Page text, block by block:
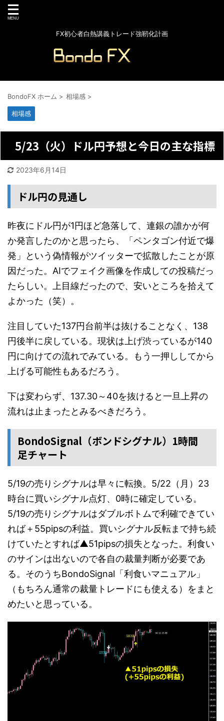
FX初心者白熱講義トレード強靭化計画
BondoFX ホーム > 相場感 >
相場感
5/23（火）ドル円予想と今日の主な指標
2023年6月14日
ドル円の見通し
昨夜にドル円が1円ほど急落して、連銀の誰かが何
か発言したのかと思ったら、「ペンタゴン付近で爆
発」という偽情報がツイッターで拡散したことが原
因だった。AIでフェイク画像を作成しての投稿だっ
たらしい。上目線だったので、安いところを拾えて
よかった（笑）。
注目していた137円台前半は抜けることなく、138
円後半に戻している。現状は上げ渋っているが140
円に向けての流れでみている。もう一押ししてから
上げる可能性もあるだろう。
下は変わらず、137.30～40を抜けると一旦上昇の
流れは止まったとみるべきだろう。
BondoSignal（ボンドシグナル）1時間
足チャート
5/19の売りシグナルは早々に転換。5/22（月）23
時台に買いシグナル点灯、0時に確定している。
5/19の売りシグナルはダブルボトムで利確できてい
れば＋55pipsの利益。買いシグナル反転まで持ち続
けていたとすれば▲51pipsの損失となった。利食い
のサインは出ないので各自の裁量判断が必要であ
る。そのうちBondoSignal「利食いマニュアル」
（もちろん通常の裁量トレードにも使える）をまと
めたいと思っている。